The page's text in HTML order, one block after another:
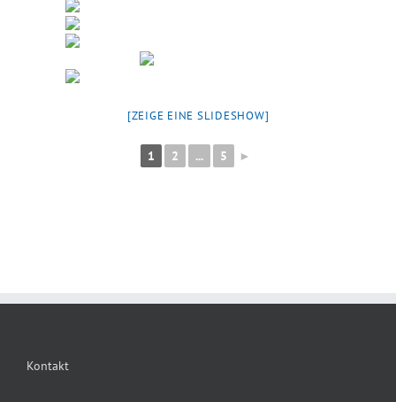
[ZEIGE EINE SLIDESHOW]
1 2 ... 5 ►
Kontakt